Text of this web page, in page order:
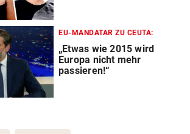
EU-MANDATAR ZU CEUTA:
„Etwas wie 2015 wird
Europa nicht mehr
passieren!“